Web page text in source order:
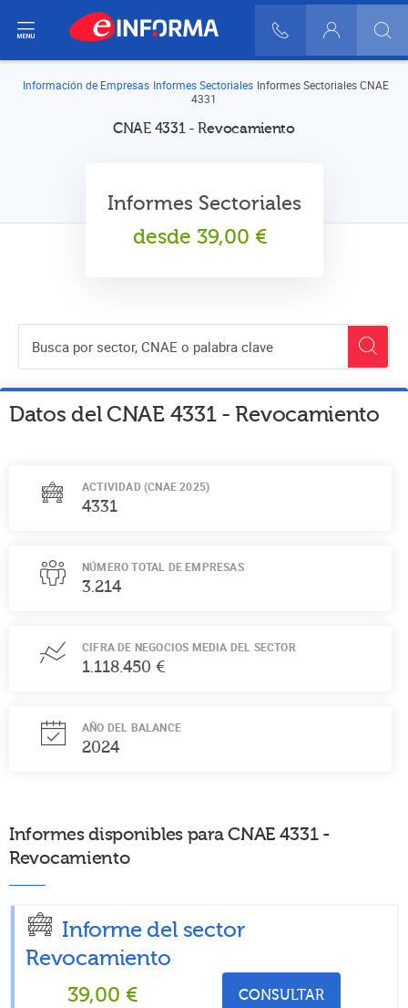
900 10 30 20
Login
Información de Empresas Informes Sectoriales Informes Sectoriales CNAE
4331
CNAE 4331 - Revocamiento
Informes Sectoriales
desde 39,00 €
Datos del CNAE 4331- Revocamiento
ACTIVIDAD (CNAE 2025)
4331
NÚMERO TOTAL DE EMPRESAS
3.214
CIFRA DE NEGOCIOS MEDIA DEL SECTOR
1.118.450 €
AÑO DEL BALANCE
2024
Informes disponibles para CNAE 4331 -
Revocamiento
Informe del sector
Revocamiento
39,00 € CONSULTAR